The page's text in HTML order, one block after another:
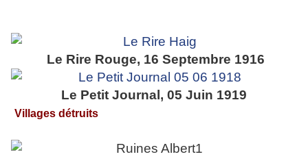
Le Rire Rouge, 16 Septembre 1916
Le Petit Journal, 05 Juin 1919
Villages détruits